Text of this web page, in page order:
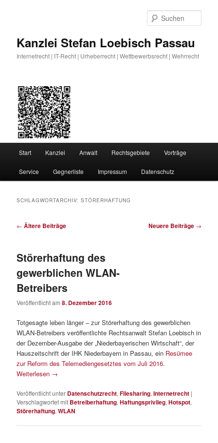
Kanzlei Stefan Loebisch Passau
Internetrecht | IT-Recht | Urheberrecht | Wettbewerbsrecht | Wehrrecht
Start Kanzlei Anwalt Rechtsgebiete Vorträge
Service Gegnerliste Impressum Datenschutz
SCHLAGWORTARCHIV:STÖRERHAFTUNG
Beitragsnavigation
← Ältere Beiträge Neuere Beiträge →
Störerhaftung des
gewerblichen WLAN-
Betreibers
Veröffentlicht am8. Dezember 2016
Totgesagte leben länger – zur Störerhaftung des gewerblichen
WLAN-Betreibers veröffentlichte Rechtsanwalt Stefan Loebisch in
der Dezember-Ausgabe der „Niederbayerischen Wirtschaft“, der
Hauszeitschrift der IHK Niederbayern in Passau, ein Resümee
zur Reform des Telemediengesetztes vom Juli 2016.
Weiterlesen →
Veröffentlicht unter Datenschutzrecht,Filesharing,Internetrecht |
Verschlagwortet mit Betreiberhaftung,Haftungsprivileg,Hotspot,
Störerhaftung,WLAN